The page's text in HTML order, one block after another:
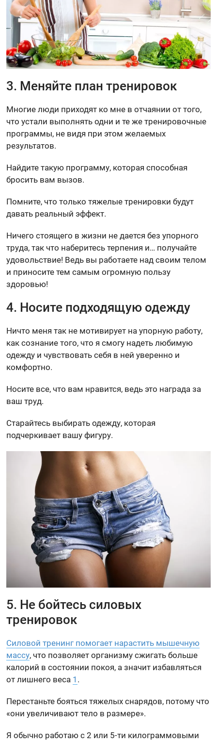
3. Меняйте план тренировок
Многие люди приходят ко мне в отчаянии от того,
что устали выполнять одни и те же тренировочные
программы, не видя при этом желаемых
результатов.
Найдите такую программу, которая способная
бросить вам вызов.
Помните, что только тяжелые тренировки будут
давать реальный эффект.
Ничего стоящего в жизни не дается без упорного
труда, так что наберитесь терпения и… получайте
удовольствие! Ведь вы работаете над своим телом
и приносите тем самым огромную пользу
здоровью!
4. Носите подходящую одежду
Ничто меня так не мотивирует на упорную работу,
как сознание того, что я смогу надеть любимую
одежду и чувствовать себя в ней уверенно и
комфортно.
Носите все, что вам нравится, ведь это награда за
ваш труд.
Старайтесь выбирать одежду, которая
подчеркивает вашу фигуру.
5. Не бойтесь силовых
тренировок
Силовой тренинг помогает нарастить мышечную
массу, что позволяет организму сжигать больше
калорий в состоянии покоя, а значит избавляться
от лишнего веса 1 .
Перестаньте бояться тяжелых снарядов, потому что
«они увеличивают тело в размере».
Я обычно работаю с 2 или 5-ти килограммовыми